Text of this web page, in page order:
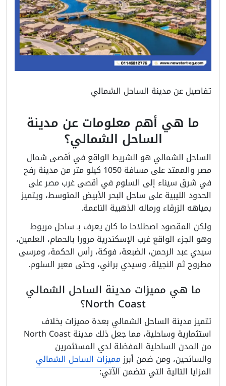
تفاصيل عن مدينة الساحل الشمالي
ما هي أهم معلومات عن مدينة
الساحل الشمالي؟
الساحل الشمالي هو الشريط الواقع في أقصى شمال
مصر والممتد على مسافة 1050 كيلو متر من مدينة رفح
في شرق سيناء إلى السلوم في أقصى غرب مصر على
الحدود الليبية على ساحل البحر الأبيض المتوسط، ويتميز
بمياهه الزرقاء ورماله الذهبية الناعمة.
ولكن المقصود اصطلاحا ما كان يعرف بـ ساحل مريوط
وهو الجزء الواقع غرب الإسكندرية مرورا بالحمام، العلمين،
سيدي عبد الرحمن، الضبعة، فوكة، رأس الحكمة، ومرسى
مطروح ثم النجيلة، وسيدي براني، وحتى معبر السلوم.
ما هي مميزات مدينة الساحل الشمالي
North Coast؟
تتميز مدينة الساحل الشمالي بعدة مميزات بخلاف
استثمارية وساحلية، مما جعل ذلك مدينة North Coast
من المدن الساحلية المفضلة لدي المستثمرين
والسائحين، ومن ضمن أبرزمميزات الساحل الشمالي
المزايا التالية التي تتضمن الآتي: